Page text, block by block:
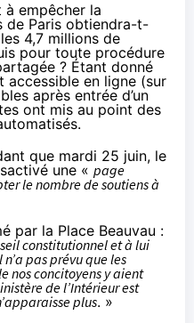
empêcher la
de Paris obtiendra-t-
4,7 millions de
pour toute procédure
? Étant donné
accessible en ligne (sur
après entrée d’un
ont mis au point des
que mardi 25 juin, le
une « page
le nombre de soutiens à
par la Place Beauvau :
constitutionnel et à lui
pas prévu que les
nos concitoyens y aient
de l’Intérieur est
plus. »